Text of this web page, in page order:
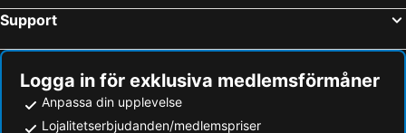
Support
Logga in för exklusiva medlemsförmåner
Anpassa din upplevelse
Lojalitetserbjudanden/medlemspriser